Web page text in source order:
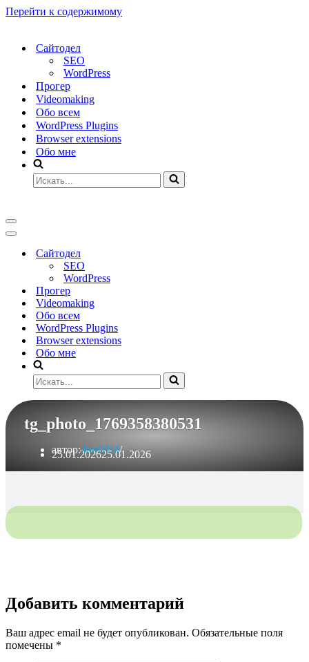
Перейти к содержимому
Сайтодел
SEO
WordPress
Прогер
Videomaking
Обо всем
WordPress Plugins
Browser extensions
Обо мне
Искать...
Меню
навигации
Меню
навигацииСайтодел
SEO
WordPress
Прогер
Videomaking
Обо всем
WordPress Plugins
Browser extensions
Обо мне
Искать...
tg_photo_1769358380531
автор:bor0da4
25.01.202625.01.2026
Добавить комментарий
Ваш адрес email не будет опубликован. Обязательные поля
помечены *